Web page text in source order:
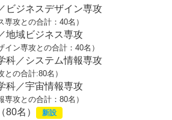
ビジネスデザイン専攻
専攻との合計：40名）
地域ビジネス専攻
イン専攻との合計：40名）
科／システム情報専攻
との合計:80名）
科／宇宙情報専攻
専攻との合計：80名）
80名） 新設